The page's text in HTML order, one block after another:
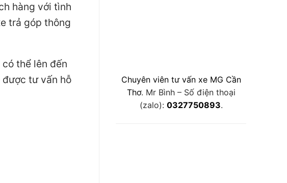
hàng với tình
trả góp thông
thể lên đến
tư vấn hỗ
Chuyên viên tư vấn xe MG Cần
Thơ. Mr Bình – Số điện thoại
(zalo): 0327750893.